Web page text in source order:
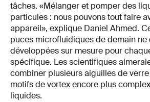
tâches. «Mélanger et pomper des
particules : nous pouvons tout faire
appareil», explique Daniel Ahmed.
puces microfluidiques de demain ne
développées sur mesure pour
spécifique. Les scientifiques
combiner plusieurs aiguilles de
motifs de vortex encore plus
liquides.